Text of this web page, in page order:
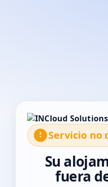
Servicio no
Su
fuera